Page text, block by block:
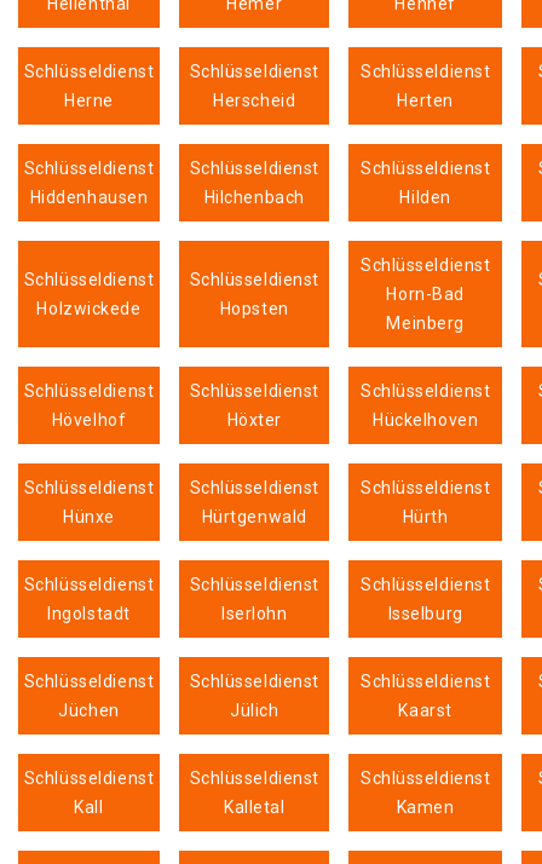
Schlüsseldienst
Herne
Schlüsseldienst
Herscheid
Schlüsseldienst
Herten
Schlüsseldienst
Hiddenhausen
Schlüsseldienst
Hilchenbach
Schlüsseldienst
Hilden
Schlüsseldienst
Holzwickede
Schlüsseldienst
Hopsten
Schlüsseldienst
Horn-Bad
Meinberg
Schlüsseldienst
Hövelhof
Schlüsseldienst
Höxter
Schlüsseldienst
Hückelhoven
Schlüsseldienst
Hünxe
Schlüsseldienst
Hürtgenwald
Schlüsseldienst
Hürth
Schlüsseldienst
Ingolstadt
Schlüsseldienst
Iserlohn
Schlüsseldienst
Isselburg
Schlüsseldienst
Jüchen
Schlüsseldienst
Jülich
Schlüsseldienst
Kaarst
Schlüsseldienst
Kall
Schlüsseldienst
Kalletal
Schlüsseldienst
Kamen